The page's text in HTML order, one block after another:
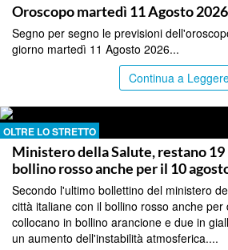
Oroscopo martedì 11 Agosto 2026
Segno per segno le previsioni
giorno martedì 11 Agosto 2026...
Continua a
OLTRE LO STRETTO
Ministero della Salute, restano
bollino rosso anche per il 10
Secondo l'ultimo bollettino del ministero
città italiane con il bollino rosso anche
collocano in bollino arancione e due in
un aumento dell'instabilità atmosferica....